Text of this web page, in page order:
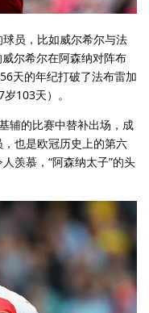
员，比如威尔希尔与法
尔希尔在阿森纳对阵布
天的年纪打破了法布雷加
103天）。
辅的比赛中替补出场，成
也是欧冠历史上的第六
羡慕，“阿森纳太子”的头